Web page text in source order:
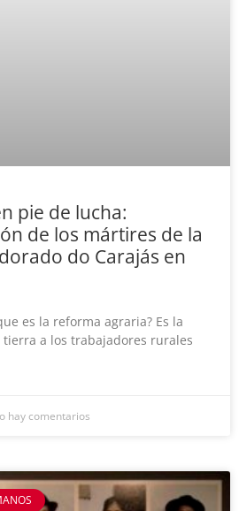
pie de lucha:
de los mártires de la
do Carajás en
es la reforma agraria? Es la
a los trabajadores rurales
hay comentarios